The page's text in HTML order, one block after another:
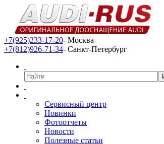
+7(925)233-17-20- Москва
+7(812)926-71-34- Санкт-Петербург
Сервисный центр
Новинки
Фотоотчеты
Новости
Полезные статьи